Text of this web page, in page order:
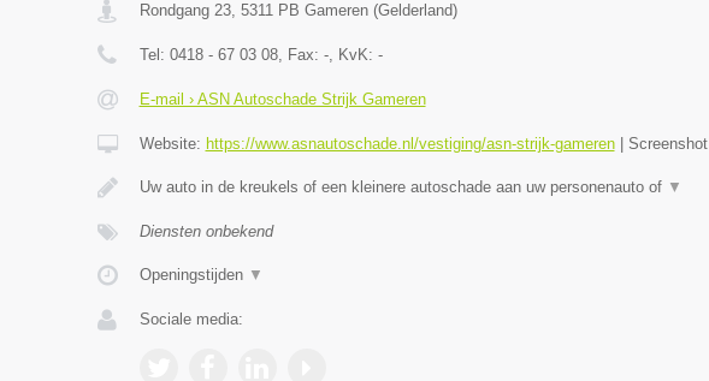
Rondgang 23, 5311 PB Gameren(Gelderland)
Tel: 0418 - 67 03 08, Fax: -, KvK: -
E-mail › ASN Autoschade Strijk Gameren
Website: https://www.asnautoschade.nl/vestiging/asn-strijk-gameren| Screenshot
Uw auto in de kreukels of een kleinere autoschade aan uw personenauto of ▼
Diensten onbekend
Openingstijden ▼
Sociale media: